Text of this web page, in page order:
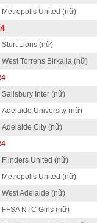
Metropolis United (nữ)
Sturt Lions (nữ)
West Torrens Birkalla (nữ)
Salisbury Inter (nữ)
Adelaide University (nữ)
Adelaide City (nữ)
Flinders United (nữ)
Metropolis United (nữ)
West Adelaide (nữ)
FFSA NTC Girls (nữ)